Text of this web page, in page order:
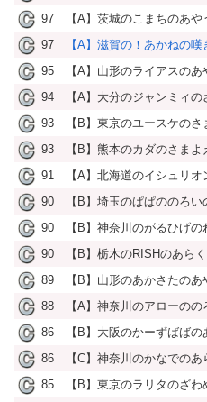
97
【A】茨城のこまちのあや
97
【A】滋賀の！あかねの嘆
95
【A】山形のライアスのあ
94
【A】大分のジャンミィの
93
【B】東京のユースケのさ
93
【B】熊本のカダのさまよ
91
【A】北海道のイシュリ
90
【B】埼玉のぱぱののろい
90
【B】神奈川のがるひげの
90
【B】栃木のRISHのあら
89
【B】山形のあかさたのあ
88
【A】神奈川のアローのの
86
【B】大阪のかーずばばの
86
【C】神奈川のかなでの
85
【B】東京のラリタのざわ